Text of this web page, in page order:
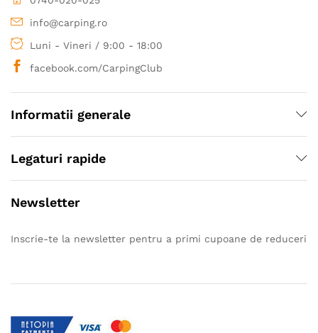
info@carping.ro
Luni - Vineri / 9:00 - 18:00
facebook.com/CarpingClub
Informatii generale
Legaturi rapide
Newsletter
Inscrie-te la newsletter pentru a primi cupoane de reduceri